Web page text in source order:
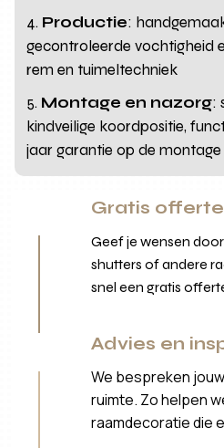
Productie:
gecontroleerde vochtigheid
rem en tuimeltechniek
Montage en nazorg:
kindveilige koordpositie,
jaar garantie op de montage
Gratis
Geef je wensen
shutters of andere
snel een gratis
Advies en
We bespreken
ruimte. Zo helpen
raamdecoratie die